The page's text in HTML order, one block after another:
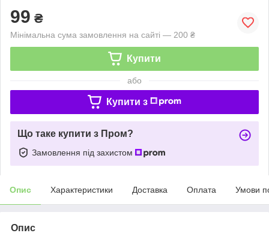
99 ₴
Мінімальна сума замовлення на сайті — 200 ₴
Купити
або
Купити з
Що таке купити з Пром?
Замовлення під захистом
Опис Характеристики Доставка Оплата Умови
Опис